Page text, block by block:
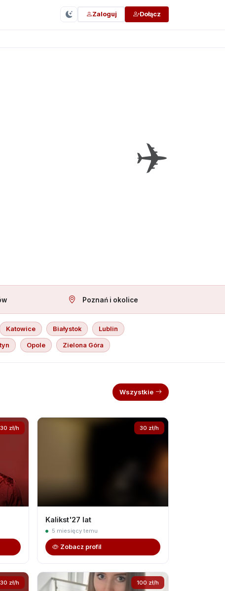
Zaloguj Dołącz
✈️
Poznań i okolice
Katowice Białystok Lublin
Opole Zielona Góra
Wszystkie
30 zł/h 30 zł/h
Kalikst'27 lat
5 miesięcy temu
Zobacz profil
30 zł/h 100 zł/h